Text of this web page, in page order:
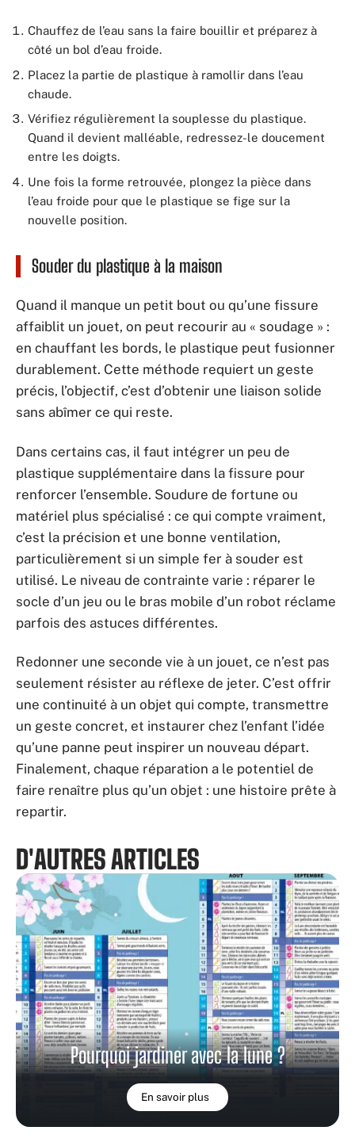
Chauffez de l’eau sans la faire bouillir et préparez à
côté un bol d’eau froide.
Placez la partie de plastique à ramollir dans l’eau
chaude.
Vérifiez régulièrement la souplesse du plastique.
Quand il devient malléable, redressez-le doucement
entre les doigts.
Une fois la forme retrouvée, plongez la pièce dans
l’eau froide pour que le plastique se fige sur la
nouvelle position.
Souder du plastique à la maison
Quand il manque un petit bout ou qu’une fissure
affaiblit un jouet, on peut recourir au « soudage » :
en chauffant les bords, le plastique peut fusionner
durablement. Cette méthode requiert un geste
précis, l’objectif, c’est d’obtenir une liaison solide
sans abîmer ce qui reste.
Dans certains cas, il faut intégrer un peu de
plastique supplémentaire dans la fissure pour
renforcer l’ensemble. Soudure de fortune ou
matériel plus spécialisé : ce qui compte vraiment,
c’est la précision et une bonne ventilation,
particulièrement si un simple fer à souder est
utilisé. Le niveau de contrainte varie : réparer le
socle d’un jeu ou le bras mobile d’un robot réclame
parfois des astuces différentes.
Redonner une seconde vie à un jouet, ce n’est pas
seulement résister au réflexe de jeter. C’est offrir
une continuité à un objet qui compte, transmettre
un geste concret, et instaurer chez l’enfant l’idée
qu’une panne peut inspirer un nouveau départ.
Finalement, chaque réparation a le potentiel de
faire renaître plus qu’un objet : une histoire prête à
repartir.
D'AUTRES ARTICLES
Pourquoi jardiner avec la lune ?
En savoir plus